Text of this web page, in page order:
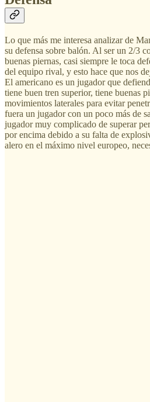
Lo que más me interesa analizar de
su defensa sobre balón. Al ser un 2/3
buenas piernas, casi siempre le toca
del equipo rival, y esto hace que nos
El americano es un jugador que
tiene buen tren superior, tiene buenas
movimientos laterales para evitar
fuera un jugador con un poco más de
jugador muy complicado de superar
por encima debido a su falta de
alero en el máximo nivel europeo,